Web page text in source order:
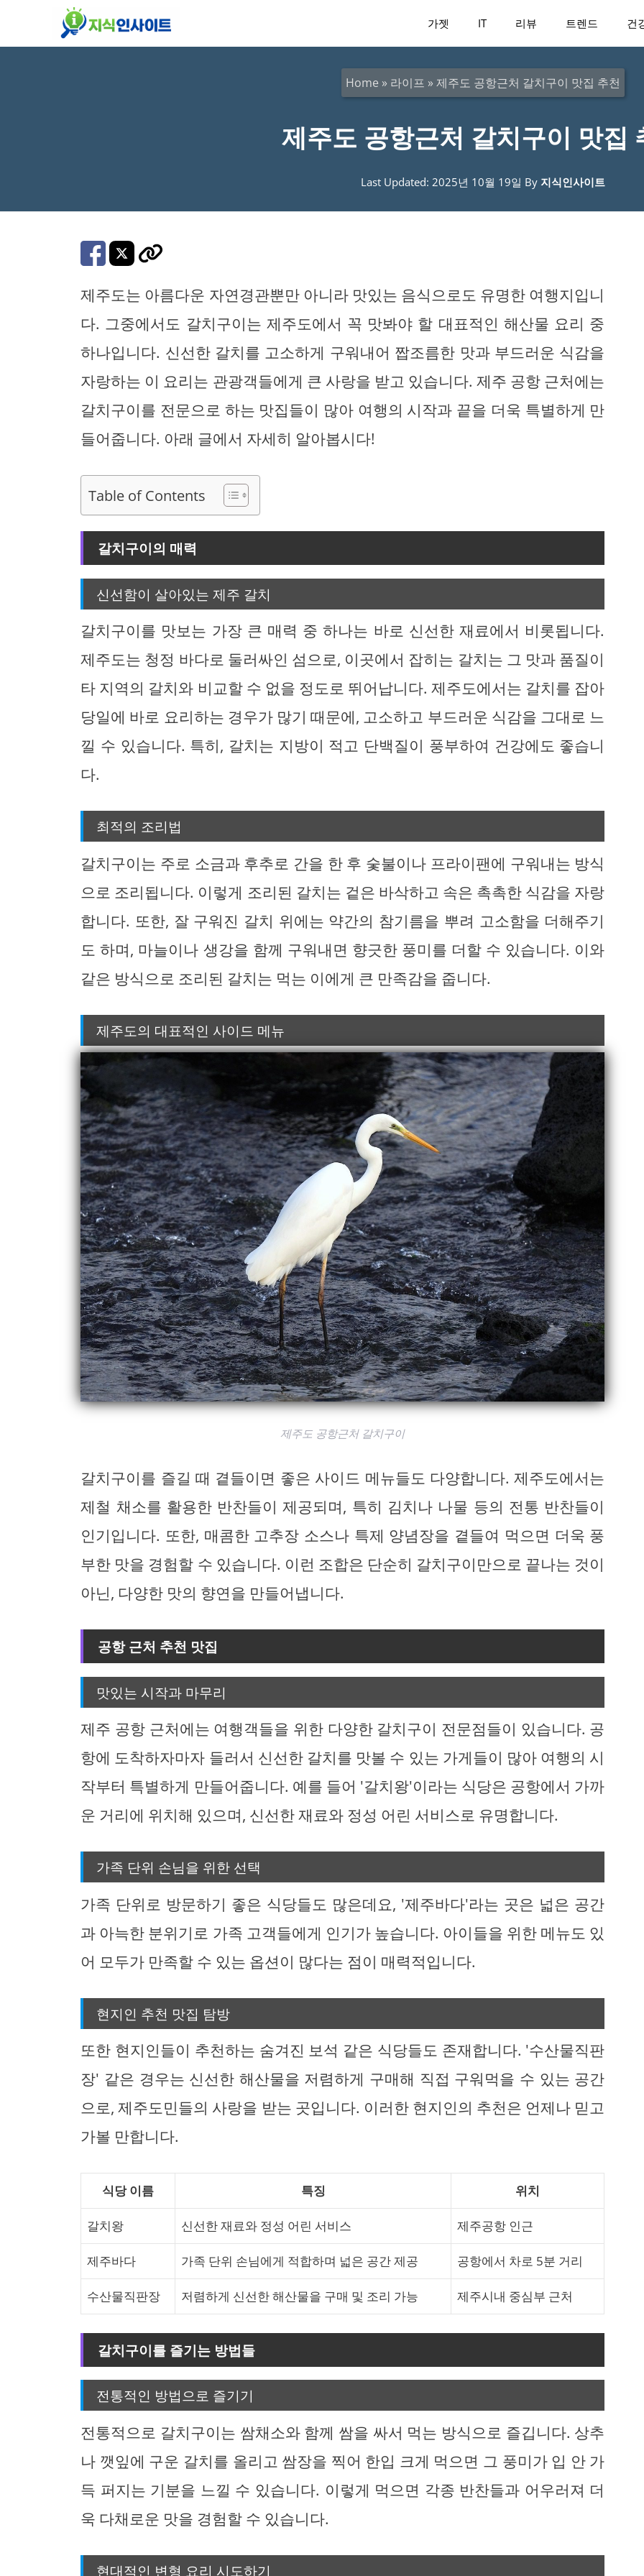
가젯 IT 리뷰 트렌드 건
Home » 라이프 »제주도 공항근처 갈치구이 맛집 추천
제주도 공항근처 갈치구이 맛집
Last Updated: 2025년 10월 19일 By 지식인사이트
제주도는 아름다운 자연경관뿐만 아니라 맛있는 음식으로도 유명한 여행지입니
다. 그중에서도 갈치구이는 제주도에서 꼭 맛봐야 할 대표적인 해산물 요리 중
하나입니다. 신선한 갈치를 고소하게 구워내어 짭조름한 맛과 부드러운 식감을
자랑하는 이 요리는 관광객들에게 큰 사랑을 받고 있습니다. 제주 공항 근처에는
갈치구이를 전문으로 하는 맛집들이 많아 여행의 시작과 끝을 더욱 특별하게 만
들어줍니다. 아래 글에서 자세히 알아봅시다!
Table of Contents
갈치구이의 매력
신선함이 살아있는 제주 갈치
갈치구이를 맛보는 가장 큰 매력 중 하나는 바로 신선한 재료에서 비롯됩니다.
제주도는 청정 바다로 둘러싸인 섬으로, 이곳에서 잡히는 갈치는 그 맛과 품질이
타 지역의 갈치와 비교할 수 없을 정도로 뛰어납니다. 제주도에서는 갈치를 잡아
당일에 바로 요리하는 경우가 많기 때문에, 고소하고 부드러운 식감을 그대로 느
낄 수 있습니다. 특히, 갈치는 지방이 적고 단백질이 풍부하여 건강에도 좋습니
다.
최적의 조리법
갈치구이는 주로 소금과 후추로 간을 한 후 숯불이나 프라이팬에 구워내는 방식
으로 조리됩니다. 이렇게 조리된 갈치는 겉은 바삭하고 속은 촉촉한 식감을 자랑
합니다. 또한, 잘 구워진 갈치 위에는 약간의 참기름을 뿌려 고소함을 더해주기
도 하며, 마늘이나 생강을 함께 구워내면 향긋한 풍미를 더할 수 있습니다. 이와
같은 방식으로 조리된 갈치는 먹는 이에게 큰 만족감을 줍니다.
제주도의 대표적인 사이드 메뉴
제주도 공항근처 갈치구이
갈치구이를 즐길 때 곁들이면 좋은 사이드 메뉴들도 다양합니다. 제주도에서는
제철 채소를 활용한 반찬들이 제공되며, 특히 김치나 나물 등의 전통 반찬들이
인기입니다. 또한, 매콤한 고추장 소스나 특제 양념장을 곁들여 먹으면 더욱 풍
부한 맛을 경험할 수 있습니다. 이런 조합은 단순히 갈치구이만으로 끝나는 것이
아닌, 다양한 맛의 향연을 만들어냅니다.
공항 근처 추천 맛집
맛있는 시작과 마무리
제주 공항 근처에는 여행객들을 위한 다양한 갈치구이 전문점들이 있습니다. 공
항에 도착하자마자 들러서 신선한 갈치를 맛볼 수 있는 가게들이 많아 여행의 시
작부터 특별하게 만들어줍니다. 예를 들어 '갈치왕'이라는 식당은 공항에서 가까
운 거리에 위치해 있으며, 신선한 재료와 정성 어린 서비스로 유명합니다.
가족 단위 손님을 위한 선택
가족 단위로 방문하기 좋은 식당들도 많은데요, '제주바다'라는 곳은 넓은 공간
과 아늑한 분위기로 가족 고객들에게 인기가 높습니다. 아이들을 위한 메뉴도 있
어 모두가 만족할 수 있는 옵션이 많다는 점이 매력적입니다.
현지인 추천 맛집 탐방
또한 현지인들이 추천하는 숨겨진 보석 같은 식당들도 존재합니다. '수산물직판
장' 같은 경우는 신선한 해산물을 저렴하게 구매해 직접 구워먹을 수 있는 공간
으로, 제주도민들의 사랑을 받는 곳입니다. 이러한 현지인의 추천은 언제나 믿고
가볼 만합니다.
식당 이름 특징 위치
갈치왕 신선한 재료와 정성 어린 서비스 제주공항 인근
제주바다 가족 단위 손님에게 적합하며 넓은 공간 제공 공항에서 차로 5분 거리
수산물직판장 저렴하게 신선한 해산물을 구매 및 조리 가능 제주시내 중심부 근처
갈치구이를 즐기는 방법들
전통적인 방법으로 즐기기
전통적으로 갈치구이는 쌈채소와 함께 쌈을 싸서 먹는 방식으로 즐깁니다. 상추
나 깻잎에 구운 갈치를 올리고 쌈장을 찍어 한입 크게 먹으면 그 풍미가 입 안 가
득 퍼지는 기분을 느낄 수 있습니다. 이렇게 먹으면 각종 반찬들과 어우러져 더
욱 다채로운 맛을 경험할 수 있습니다.
현대적인 변형 요리 시도하기